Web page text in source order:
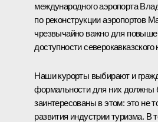
международного аэропорта
по реконструкции аэропортов
чрезвычайно важно для
доступности
Наши курорты выбирают и
формальности для них
заинтересованы в этом: это не
развития индустрии туризма. В